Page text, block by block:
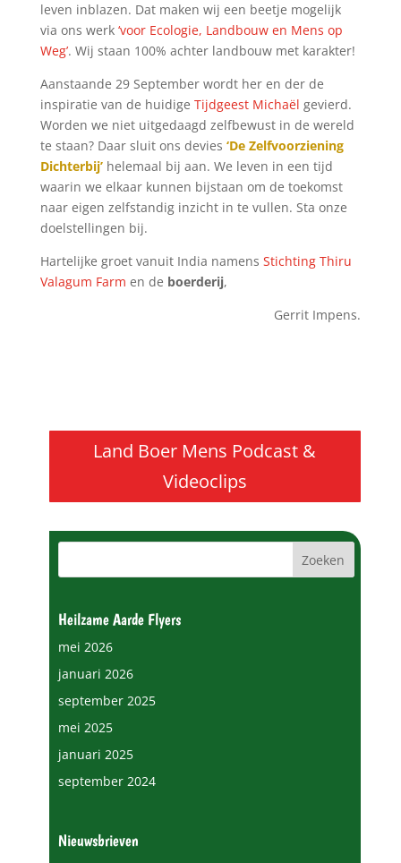
leven inblazen. Dat maken wij een beetje mogelijk
via ons werk ‘voor Ecologie, Landbouw en Mens op
Weg’. Wij staan 100% achter landbouw met karakter!
Aanstaande 29 September wordt her en der de
inspiratie van de huidige Tijdgeest Michaël gevierd.
Worden we niet uitgedaagd zelfbewust in de wereld
te staan? Daar sluit ons devies ‘De Zelfvoorziening
Dichterbij’helemaal bij aan. We leven in een tijd
waarin we elkaar kunnen bijstaan om de toekomst
naar eigen zelfstandig inzicht in te vullen. Sta onze
doelstellingen bij.
Hartelijke groet vanuit India namens Stichting Thiru
Valagum Farm en de boerderij,
Gerrit Impens.
Land Boer Mens Podcast &
Videoclips
Heilzame Aarde Flyers
mei 2026
januari 2026
september 2025
mei 2025
januari 2025
september 2024
Nieuwsbrieven